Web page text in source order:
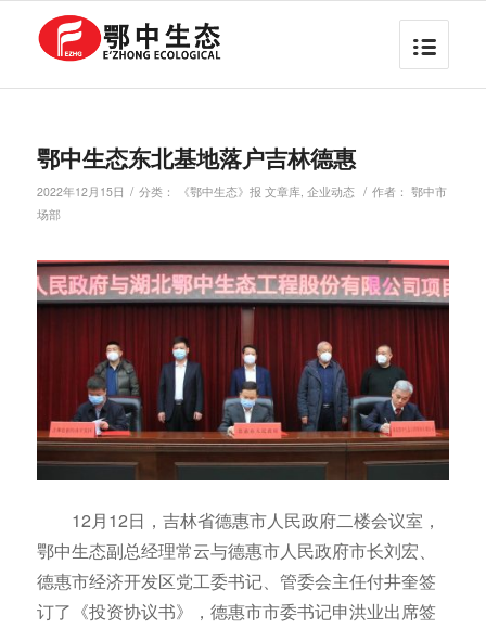
鄂中生态东北基地落户吉林德惠
2022年12月15日 / 分类： 《鄂中生态》报 文章库, 企业动态 / 作者： 鄂中市
场部
12月12日，吉林省德惠市人民政府二楼会议室，
鄂中生态副总经理常云与德惠市人民政府市长刘宏、
德惠市经济开发区党工委书记、管委会主任付井奎签
订了《投资协议书》，德惠市市委书记申洪业出席签